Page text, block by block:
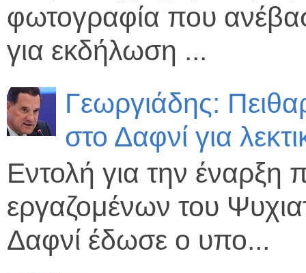
φωτογραφία που
για εκδήλωση ...
Γεωργιάδης:
στο Δαφνί για
Εντολή για την έναρξη
εργαζομένων του
Δαφνί έδωσε ο υπο...